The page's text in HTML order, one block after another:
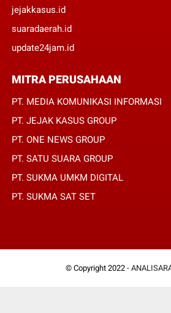
jejakkasus.id
suaradaerah.id
update24jam.id
MITRA PERUSAHAAN
PT. MEDIA KOMUNIKASI INFORMASI
PT. JEJAK KASUS GROUP
PT. ONE NEWS GROUP
PT. SATU SUARA GROUP
PT. SUKMA UMKM DIGITAL
PT. SUKMA SAT SET
© Copyright 2022 -